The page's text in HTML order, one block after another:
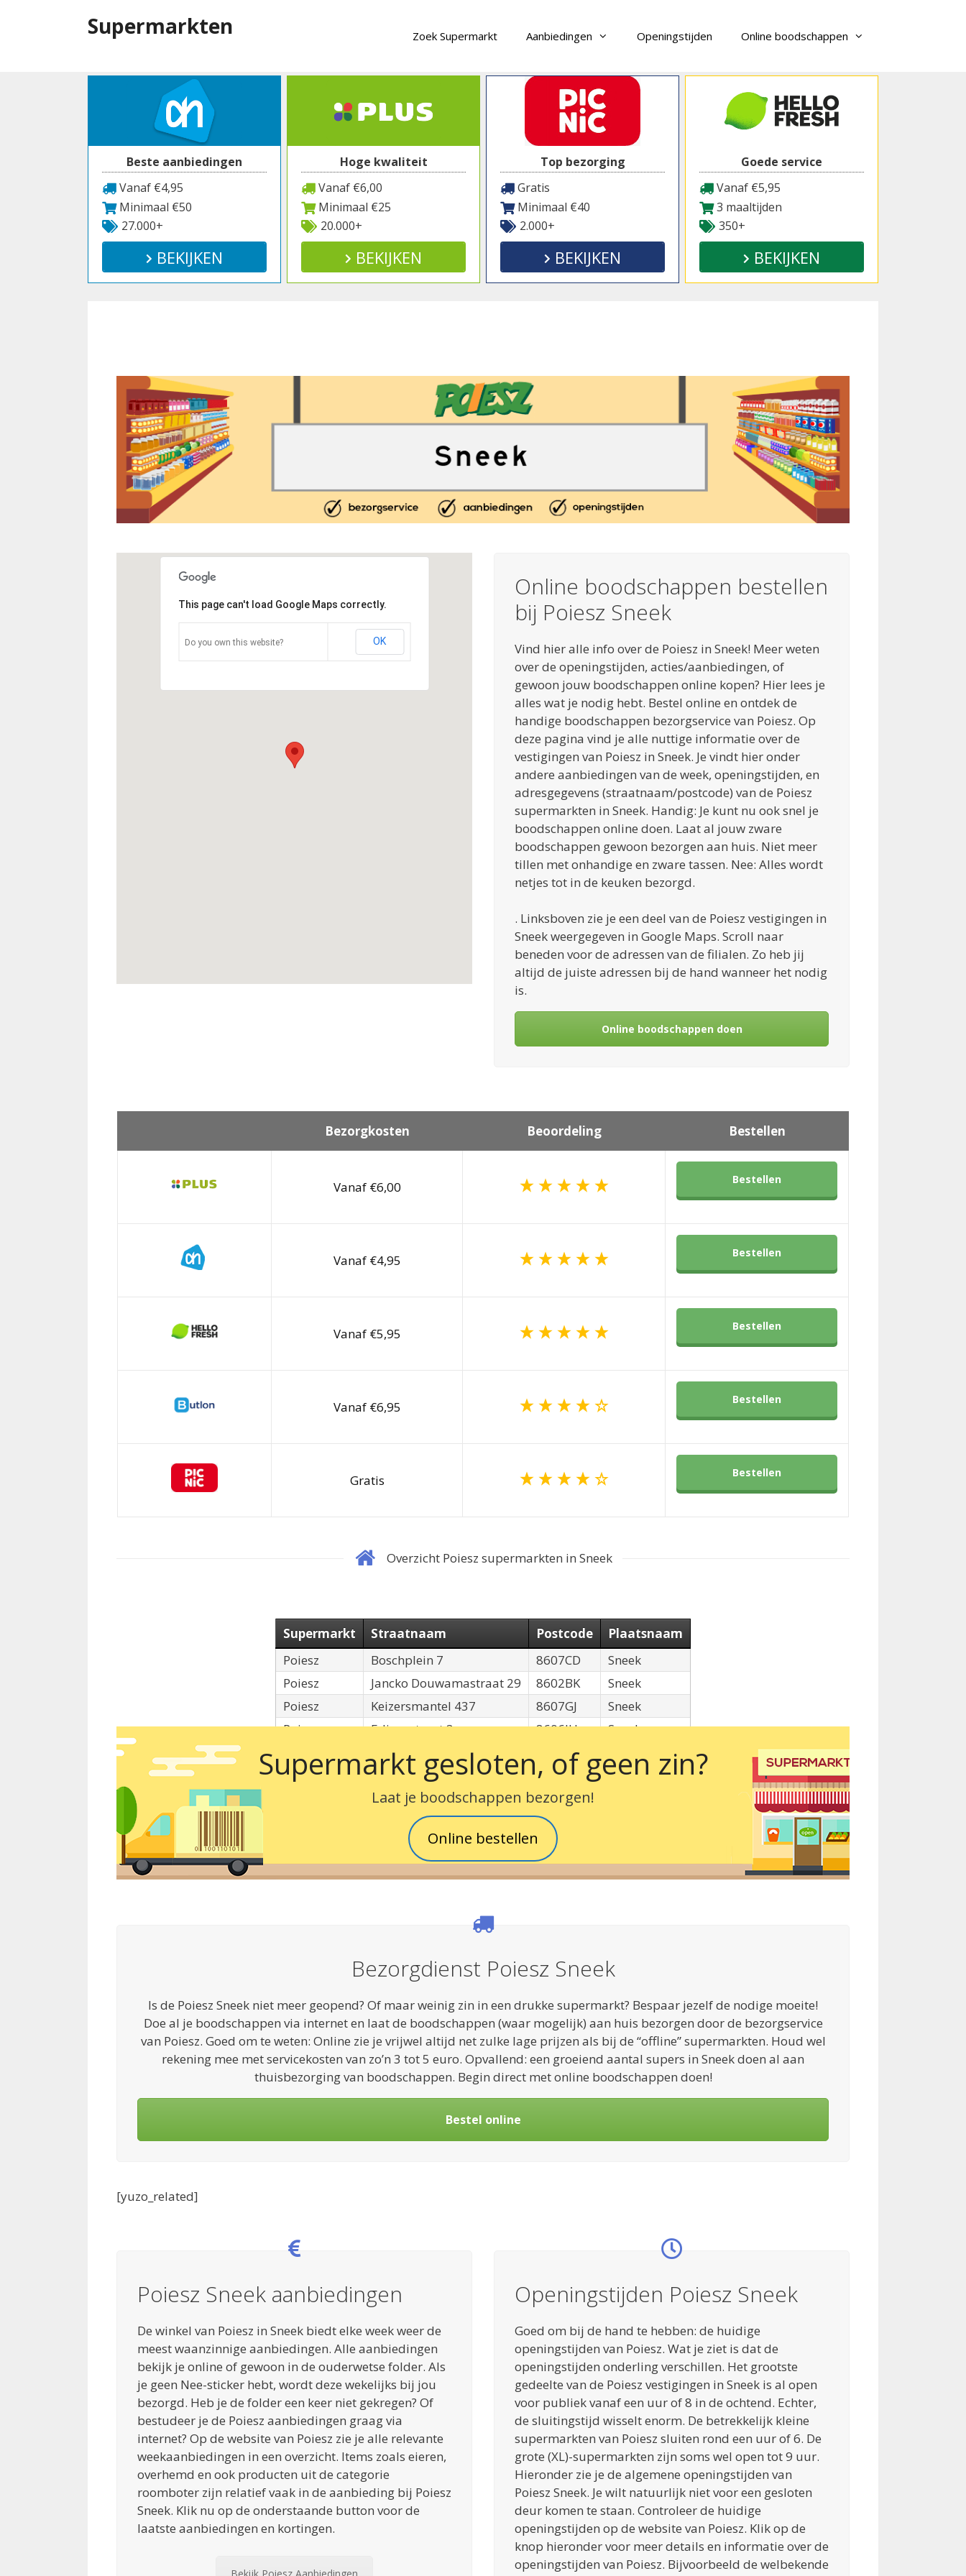
Supermarkten Zoek Supermarkt Aanbiedingen Openingstijden Online boodschappen
Beste aanbiedingen
Vanaf €4,95
Minimaal €50
27.000+
BEKIJKEN
Hoge kwaliteit
Vanaf €6,00
Minimaal €25
20.000+
BEKIJKEN
Top bezorging
Gratis
Minimaal €40
2.000+
BEKIJKEN
Goede service
Vanaf €5,95
3 maaltijden
350+
BEKIJKEN
This page can't load Google Maps correctly.
Do you own this website? OK
Online boodschappen bestellen
bij Poiesz Sneek
Vind hier alle info over de Poiesz in Sneek! Meer weten
over de openingstijden, acties/aanbiedingen, of
gewoon jouw boodschappen online kopen? Hier lees je
alles wat je nodig hebt. Bestel online en ontdek de
handige boodschappen bezorgservice van Poiesz. Op
deze pagina vind je alle nuttige informatie over de
vestigingen van Poiesz in Sneek. Je vindt hier onder
andere aanbiedingen van de week, openingstijden, en
adresgegevens (straatnaam/postcode) van de Poiesz
supermarkten in Sneek. Handig: Je kunt nu ook snel je
boodschappen online doen. Laat al jouw zware
boodschappen gewoon bezorgen aan huis. Niet meer
tillen met onhandige en zware tassen. Nee: Alles wordt
netjes tot in de keuken bezorgd.
. Linksboven zie je een deel van de Poiesz vestigingen in
Sneek weergegeven in Google Maps. Scroll naar
beneden voor de adressen van de filialen. Zo heb jij
altijd de juiste adressen bij de hand wanneer het nodig
is.
Online boodschappen doen
Bezorgkosten Beoordeling Bestellen
Vanaf €6,00 Bestellen
Vanaf €4,95 Bestellen
Vanaf €5,95 Bestellen
Vanaf €6,95 Bestellen
Gratis Bestellen
Overzicht Poiesz supermarkten in Sneek
Supermarkt Straatnaam Postcode
Plaatsnaam
Poiesz
Boschplein 7 8607CD
Sneek
Poiesz
Jancko Douwamastraat 29 8602BK
Sneek
Poiesz
Keizersmantel 437 8607GJ
Sneek
Poiesz
Edisonstraat 3 8606JH Sneek
Supermarkt gesloten, of geen zin?
Laat je boodschappen bezorgen!
Online bestellen
Bezorgdienst Poiesz Sneek
Is de Poiesz Sneek niet meer geopend? Of maar weinig zin in een drukke supermarkt? Bespaar jezelf de nodige moeite!
Doe al je boodschappen via internet en laat de boodschappen (waar mogelijk) aan huis bezorgen door de bezorgservice
van Poiesz. Goed om te weten: Online zie je vrijwel altijd net zulke lage prijzen als bij de “offline” supermarkten. Houd wel
rekening mee met servicekosten van zo’n 3 tot 5 euro. Opvallend: een groeiend aantal supers in Sneek doen al aan
thuisbezorging van boodschappen. Begin direct met online boodschappen doen!
Bestel online
[yuzo_related]
Poiesz Sneek aanbiedingen
De winkel van Poiesz in Sneek biedt elke week weer de
meest waanzinnige aanbiedingen. Alle aanbiedingen
bekijk je online of gewoon in de ouderwetse folder. Als
je geen Nee-sticker hebt, wordt deze wekelijks bij jou
bezorgd. Heb je de folder een keer niet gekregen? Of
bestudeer je de Poiesz aanbiedingen graag via
internet? Op de website van Poiesz zie je alle relevante
weekaanbiedingen in een overzicht. Items zoals eieren,
overhemd en ook producten uit de categorie
roomboter zijn relatief vaak in de aanbieding bij Poiesz
Sneek. Klik nu op de onderstaande button voor de
laatste aanbiedingen en kortingen.
Openingstijden Poiesz Sneek
Goed om bij de hand te hebben: de huidige
openingstijden van Poiesz. Wat je ziet is dat de
openingstijden onderling verschillen. Het grootste
gedeelte van de Poiesz vestigingen in Sneek is al open
voor publiek vanaf een uur of 8 in de ochtend. Echter,
de sluitingstijd wisselt enorm. De betrekkelijk kleine
supermarkten van Poiesz sluiten rond een uur of 6. De
grote (XL)-supermarkten zijn soms wel open tot 9 uur.
Hieronder zie je de algemene openingstijden van
Poiesz Sneek. Je wilt natuurlijk niet voor een gesloten
deur komen te staan. Controleer de huidige
openingstijden op de website van Poiesz. Klik op de
knop hieronder voor meer details en informatie over de
openingstijden van Poiesz. Bijvoorbeeld de welbekende